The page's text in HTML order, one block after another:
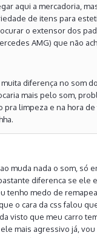
aqui a mercadoria,
de itens para
o extensor dos
AMG) que não
diferença no som
mais pelo som,
pra limpeza e na hora de
muda nada o som, só
diferenca se ele
tenho medo de
o cara da css falou
visto que meu carro
mais agressivo já, vou